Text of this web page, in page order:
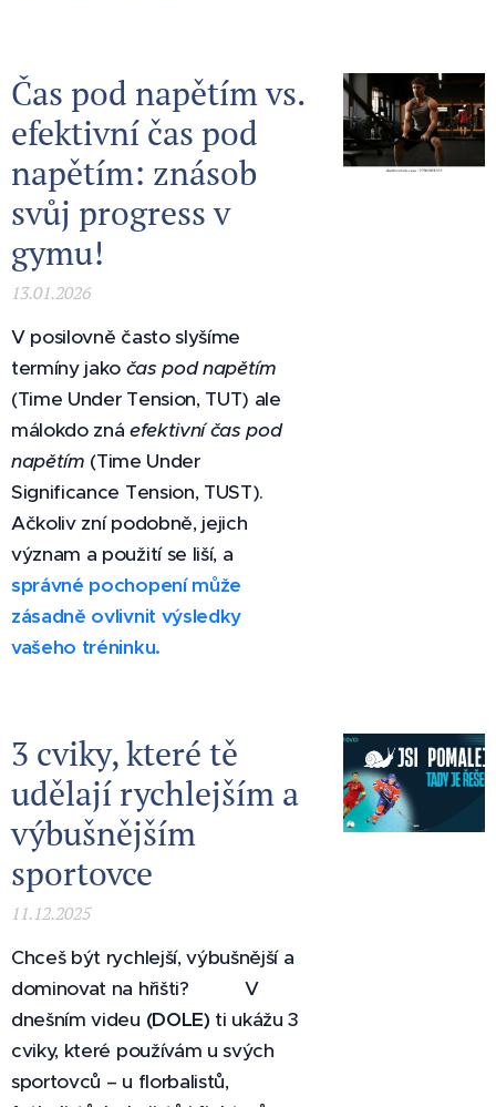
Čas pod napětím vs.
efektivní čas pod
napětím: znásob
svůj progress v
gymu!
13.01.2026
V posilovně často slyšíme
termíny jako čas pod napětím
(Time Under Tension, TUT) ale
málokdo znáefektivní čas pod
napětím (Time Under
Significance Tension, TUST).
Ačkoliv zní podobně, jejich
význam a použití se liší, a
správné pochopení může
zásadně ovlivnit výsledky
vašeho tréninku.
3 cviky, které tě
udělají rychlejším a
výbušnějším
sportovce
11.12.2025
Chceš být rychlejší, výbušnější a
dominovat na hřišti? ⚡️🔥 V
dnešním videu (DOLE) ti ukážu 3
cviky, které používám u svých
sportovců – u florbalistů,